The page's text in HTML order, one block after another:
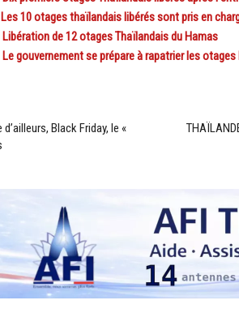
Les 10 otages thaïlandais libérés sont pris en
Libération de 12 otages Thaïlandais du Hamas
Le gouvernement se prépare à rapatrier les
d’ailleurs, Black Friday, le «